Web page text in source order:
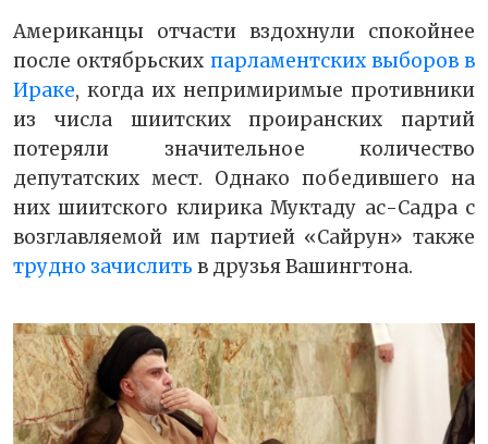
Американцы отчасти вздохнули спокойнее
после октябрьских парламентских выборов в
Ираке, когда их непримиримые противники
из числа шиитских проиранских партий
потеряли значительное количество
депутатских мест. Однако победившего на
них шиитского клирика Муктаду ас-Садра с
возглавляемой им партией «Сайрун» также
трудно зачислить в друзья Вашингтона.